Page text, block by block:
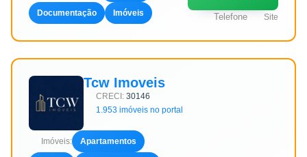
Documentação Imóveis Telefone Site
Tcw Imoveis
CRECI: 30146
1.953 imóveis no portal
Imóveis: Apartamentos